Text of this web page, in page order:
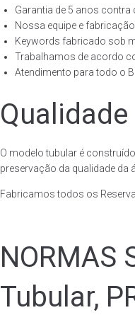
Garantia de 5 anos contra
Nossa equipe e
Keywords fabricado sob
Trabalhamos de acordo
Atendimento para todo o
O modelo tubular é
preservação da qualidade da
Fabricamos todos os
NORMAS
Tubular,